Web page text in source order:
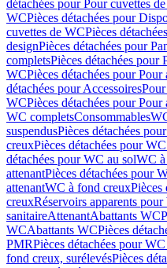
détachées pour Pour cuvettes
WCPièces détachées pour
cuvettes de WCPièces
designPièces détachées pour
completsPièces détachées pour
WCPièces détachées pour Pour
détachées pour Accessoires
WCPièces détachées pour Pour
WC completsConsommables
suspendusPièces détachées
creuxPièces détachées pour
détachées pour WC au solWC
attenantPièces détachées pour
attenantWC à fond creuxPièces
creuxRéservoirs apparents
sanitaireAttenantAbattants WC
WCAbattants WCPièces
PMRPièces détachées pour
fond creux, surélevésPièces